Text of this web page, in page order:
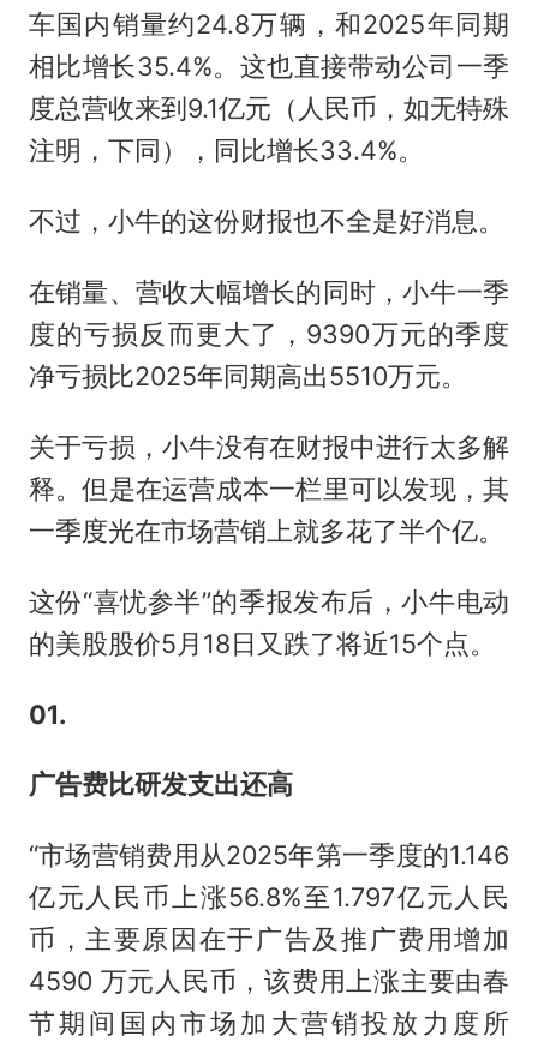
车国内销量约24.8万辆，和2025年同期
相比增长35.4%。这也直接带动公司一季
度总营收来到9.1亿元（人民币，如无特殊
注明，下同），同比增长33.4%。
不过，小牛的这份财报也不全是好消息。
在销量、营收大幅增长的同时，小牛一季
度的亏损反而更大了，9390万元的季度
净亏损比2025年同期高出5510万元。
关于亏损，小牛没有在财报中进行太多解
释。但是在运营成本一栏里可以发现，其
一季度光在市场营销上就多花了半个亿。
这份“喜忧参半”的季报发布后，小牛电动
的美股股价5月18日又跌了将近15个点。
01.
广告费比研发支出还高
“市场营销费用从2025年第一季度的1.146
亿元人民币上涨56.8%至1.797亿元人民
币，主要原因在于广告及推广费用增加
4590 万元人民币，该费用上涨主要由春
节期间国内市场加大营销投放力度所